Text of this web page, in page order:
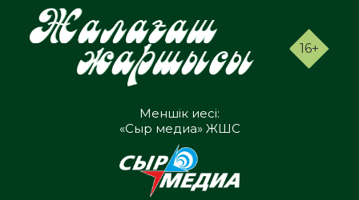
16+
Меншік иесі:
«Сыр медиа» ЖШС